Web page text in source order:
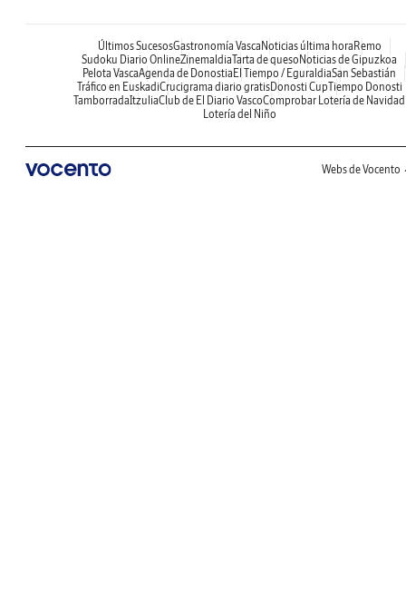
Últimos SucesosGastronomía Vasca Noticias última hora Remo
Sudoku Diario OnlineZinemaldiaTarta de queso Noticias de Gipuzkoa
Pelota VascaAgenda de Donostia El Tiempo / EguraldiaSan Sebastián
Tráfico en EuskadiCrucigrama diario gratisDonosti CupTiempo Donosti
TamborradaItzuliaClub de El Diario VascoComprobar Lotería de Navidad
Lotería del Niño
Webs de Vocento